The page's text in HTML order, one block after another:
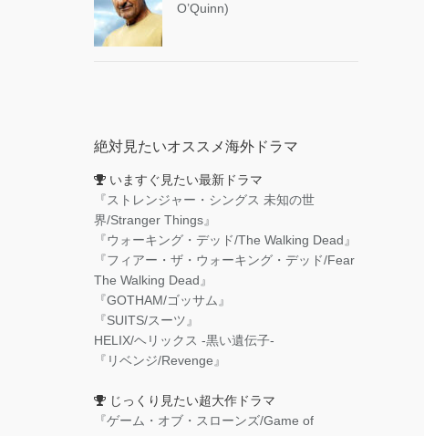
O’Quinn)
絶対見たいオススメ海外ドラマ
いますぐ見たい最新ドラマ
『ストレンジャー・シングス 未知の世
界/Stranger Things』
『ウォーキング・デッド/The Walking Dead』
『フィアー・ザ・ウォーキング・デッド/Fear
The Walking Dead』
『GOTHAM/ゴッサム』
『SUITS/スーツ』
HELIX/ヘリックス -黒い遺伝子-
『リベンジ/Revenge』
じっくり見たい超大作ドラマ
『ゲーム・オブ・スローンズ/Game of